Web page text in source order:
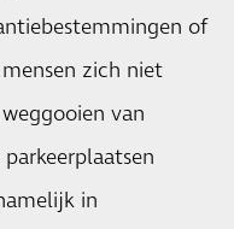
of
zich niet
van
in